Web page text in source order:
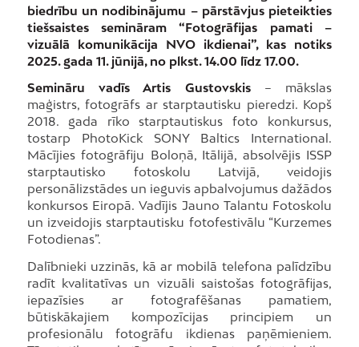
biedrību un nodibinājumu – pārstāvjus pieteikties
tiešsaistes semināram “Fotogrāfijas pamati –
vizuālā komunikācija NVO ikdienai”, kas notiks
2025. gada 11. jūnijā, no plkst. 14.00 līdz 17.00.
Semināru vadīs Artis Gustovskis– mākslas
maģistrs, fotogrāfs ar starptautisku pieredzi. Kopš
2018. gada rīko starptautiskus foto konkursus,
tostarp PhotoKick SONY Baltics International.
Mācījies fotogrāfiju Boloņā, Itālijā, absolvējis ISSP
starptautisko fotoskolu Latvijā, veidojis
personālizstādes un ieguvis apbalvojumus dažādos
konkursos Eiropā. Vadījis Jauno Talantu Fotoskolu
un izveidojis starptautisku fotofestivālu “Kurzemes
Fotodienas”.
Dalībnieki uzzinās, kā ar mobilā telefona palīdzību
radīt kvalitatīvas un vizuāli saistošas fotogrāfijas,
iepazīsies ar fotografēšanas pamatiem,
būtiskākajiem kompozīcijas principiem un
profesionālu fotogrāfu ikdienas paņēmieniem.